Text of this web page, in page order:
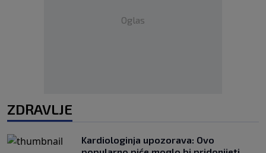
Oglas
ZDRAVLJE
Kardiologinja upozorava: Ovo